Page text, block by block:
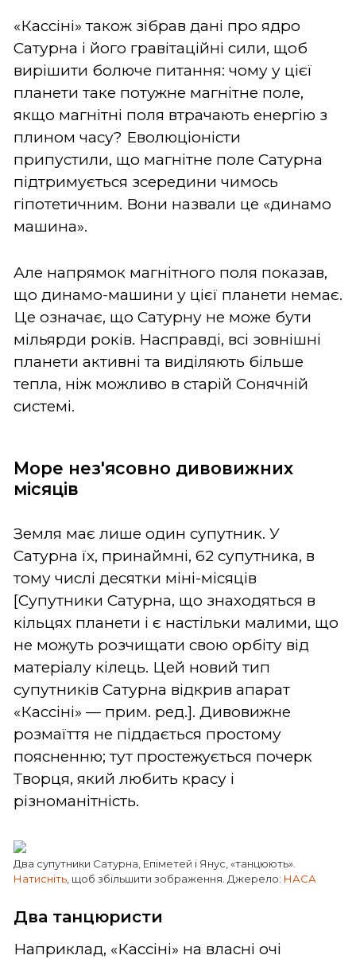
«Кассіні» також зібрав дані про ядро
Сатурна і його гравітаційні сили, щоб
вирішити болюче питання: чому у цієї
планети таке потужне магнітне поле,
якщо магнітні поля втрачають енергію з
плином часу? Еволюціоністи
припустили, що магнітне поле Сатурна
підтримується зсередини чимось
гіпотетичним. Вони назвали це «динамо
машина».
Але напрямок магнітного поля показав,
що динамо-машини у цієї планети немає.
Це означає, що Сатурну не може бути
мільярди років. Насправді, всі зовнішні
планети активні та виділяють більше
тепла, ніж можливо в старій Сонячній
системі.
Море нез'ясовно дивовижних
місяців
Земля має лише один супутник. У
Сатурна їх, принаймні, 62 супутника, в
тому числі десятки міні-місяців
[Супутники Сатурна, що знаходяться в
кільцях планети і є настільки малими, що
не можуть розчищати свою орбіту від
матеріалу кілець. Цей новий тип
супутників Сатурна відкрив апарат
«Кассіні» — прим. ред.]. Дивовижне
розмаїття не піддається простому
поясненню; тут простежується почерк
Творця, який любить красу і
різноманітність.
Два супутники Сатурна, Епіметей і Янус, «танцюють».
Натисніть , щоб збільшити зображення. Джерело: НАСА
Два танцюристи
Наприклад, «Кассіні» на власні очі